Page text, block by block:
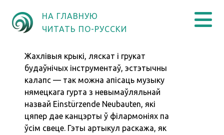
НА ГЛАВНУЮ
ЧИТАТЬ ПО-РУССКИ
Жахлівыя крыкі, ляскат і грукат
будаўнічых інструментаў, эстэтычны
калапс — так можна апісаць музыку
нямецкага гурта з невымаўляльнай
назвай Einstürzende Neubauten, які
цяпер дае канцэрты ў філармоніях па
ўсім свеце. Гэты артыкул раскажа, як